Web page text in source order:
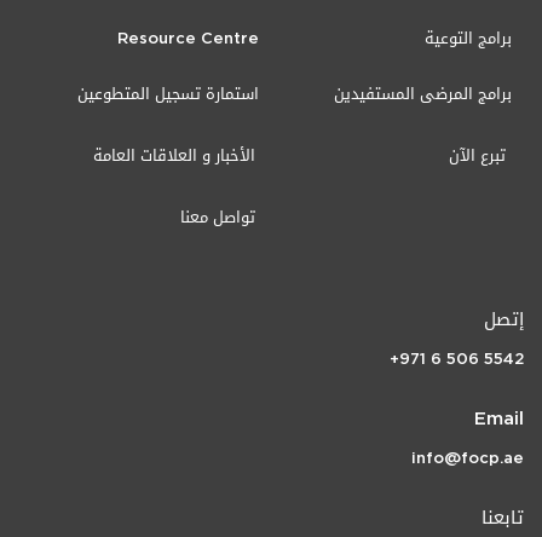
برامج التوعية
برامج المرضى المستفيدين
Resource Centre
استمارة تسجيل المتطوعين
الأخبار و العلاقات العامة تبرع الآن
تواصل معنا
إتصل
+971 6 506 5542
Email
info@focp.ae
تابعنا